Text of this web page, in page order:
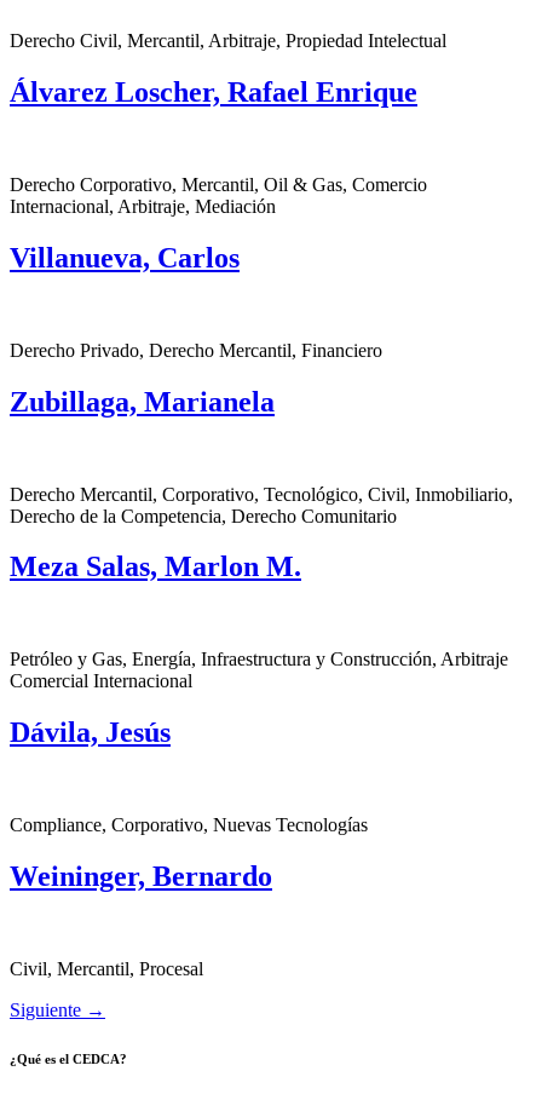
Derecho Civil, Mercantil, Arbitraje, Propiedad Intelectual
Álvarez Loscher, Rafael Enrique
Derecho Corporativo, Mercantil, Oil & Gas, Comercio
Internacional, Arbitraje, Mediación
Villanueva, Carlos
Derecho Privado, Derecho Mercantil, Financiero
Zubillaga, Marianela
Derecho Mercantil, Corporativo, Tecnológico, Civil, Inmobiliario,
Derecho de la Competencia, Derecho Comunitario
Meza Salas, Marlon M.
Petróleo y Gas, Energía, Infraestructura y Construcción, Arbitraje
Comercial Internacional
Dávila, Jesús
Compliance, Corporativo, Nuevas Tecnologías
Weininger, Bernardo
Civil, Mercantil, Procesal
Siguiente →
¿Qué es el CEDCA?